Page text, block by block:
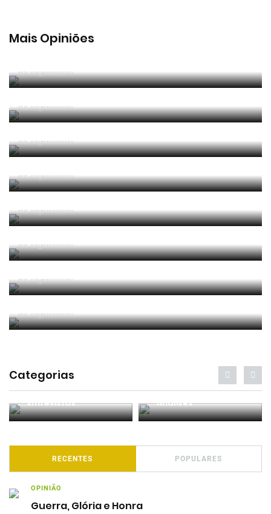
Mais Opiniões
PorJorge Faustino
PorJorge Faustino
PorJorge Faustino
PorJorge Faustino
PorJorge Faustino
PorJorge Faustino
PorJorge Faustino
PorJorge Faustino
Categorias
Entrevistas Análises
RECENTES POPULARES
OPINIÃO
Guerra, Glória e Honra